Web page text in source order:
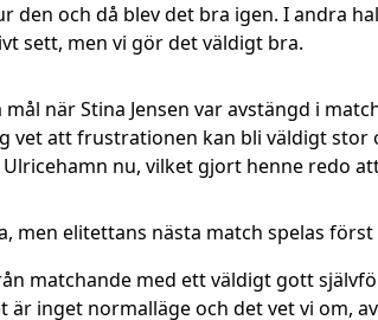
den och då blev det bra igen. I andra
sett, men vi gör det väldigt bra.
när Stina Jensen var avstängd i
vet att frustrationen kan bli väldigt
nu, vilket gjort henne redo
men elitettans nästa match spelas först
matchande med ett väldigt gott
inget normalläge och det vet vi om,